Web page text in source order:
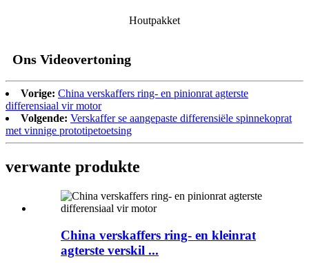
Houtpakket
Ons Videovertoning
Vorige: China verskaffers ring- en pinionrat agterste
differensiaal vir motor
Volgende: Verskaffer se aangepaste differensiële spinnekoprat
met vinnige prototipetoetsing
verwante produkte
China verskaffers ring- en kleinrat
agterste verskil ...